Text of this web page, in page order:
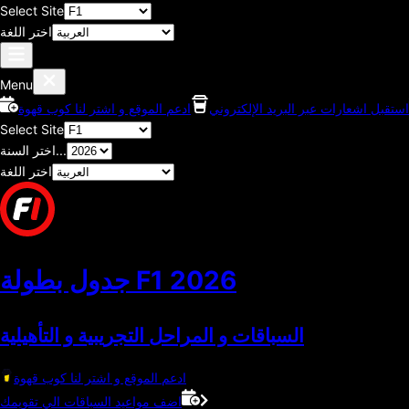
Select Site
اختر اللغة
Menu
استقبل اشعارات عبر البريد الإلكتروني
ادعم الموقع و اشتر لنا كوب قهوة
Select Site
اختر السنة...
اختر اللغة
جدول بطولة F1 2026
السباقات و المراحل التجريبية و التأهيلية
ادعم الموقع و اشتر لنا كوب قهوة
اضف مواعيد السباقات الي تقويمك